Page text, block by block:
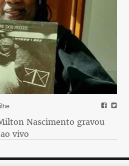
Nascimento gravou
vivo